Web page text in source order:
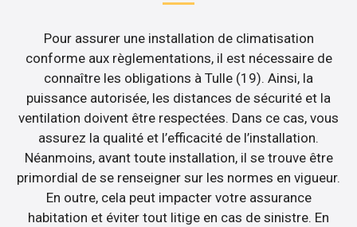
Pour assurer une installation de climatisation
conforme aux règlementations, il est nécessaire de
connaître les obligations à Tulle (19). Ainsi, la
puissance autorisée, les distances de sécurité et la
ventilation doivent être respectées. Dans ce cas, vous
assurez la qualité et l’efficacité de l’installation.
Néanmoins, avant toute installation, il se trouve être
primordial de se renseigner sur les normes en vigueur.
En outre, cela peut impacter votre assurance
habitation et éviter tout litige en cas de sinistre. En